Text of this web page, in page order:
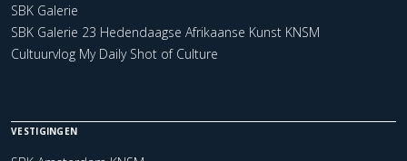
SBK Galerie
SBK Galerie 23 Hedendaagse Afrikaanse Kunst KNSM
Cultuurvlog My Daily Shot of Culture
VESTIGINGEN